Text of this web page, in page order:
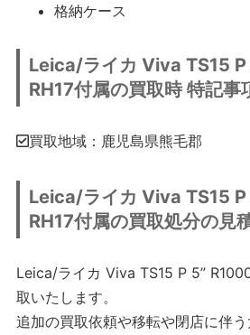
格納ケース
Leica/ライカ Viva TS15
RH17付属の買取時 特記事
買取地域：鹿児島県熊毛郡
Leica/ライカ Viva TS15
RH17付属の買取処分の見
Leica/ライカ Viva TS15 P 5”
取いたします。
追加の買取依頼や移転や閉店に伴